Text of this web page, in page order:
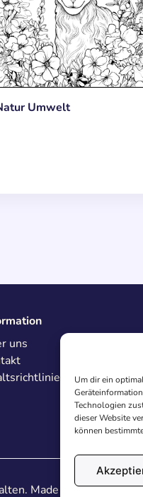
Um dir ein
Technologien
dieser Website
können
Umwelt
uns
Made with♥in